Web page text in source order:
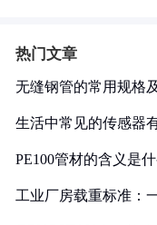
热门文章
无缝钢管的常用规格
生活中常见的传感器
PE100管材的含义是
工业厂房载重标准：